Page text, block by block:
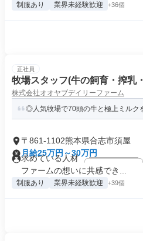
制服あり 業界未経験歓迎 +36個
正社員
牧場スタッフ(牛の飼育・搾乳
株式会社オオヤブデイリーファーム
◎人気牧場で70頭の牛と極上ミル
〒861-1102熊本県合志市須屋
月給25万円～30万円
求めている人材
ファームの想いに共感でき...
制服あり 業界未経験歓迎 +39個